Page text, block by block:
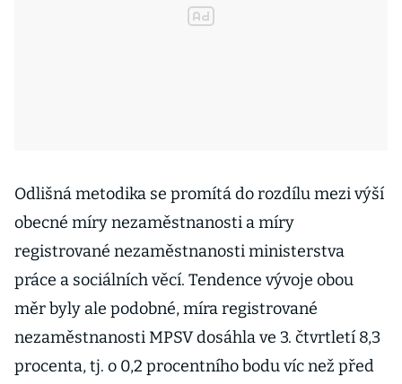
Odlišná metodika se promítá do rozdílu mezi výší
obecné míry nezaměstnanosti a míry
registrované nezaměstnanosti ministerstva
práce a sociálních věcí. Tendence vývoje obou
měr byly ale podobné, míra registrované
nezaměstnanosti MPSV dosáhla ve 3. čtvrtletí 8,3
procenta, tj. o 0,2 procentního bodu víc než před